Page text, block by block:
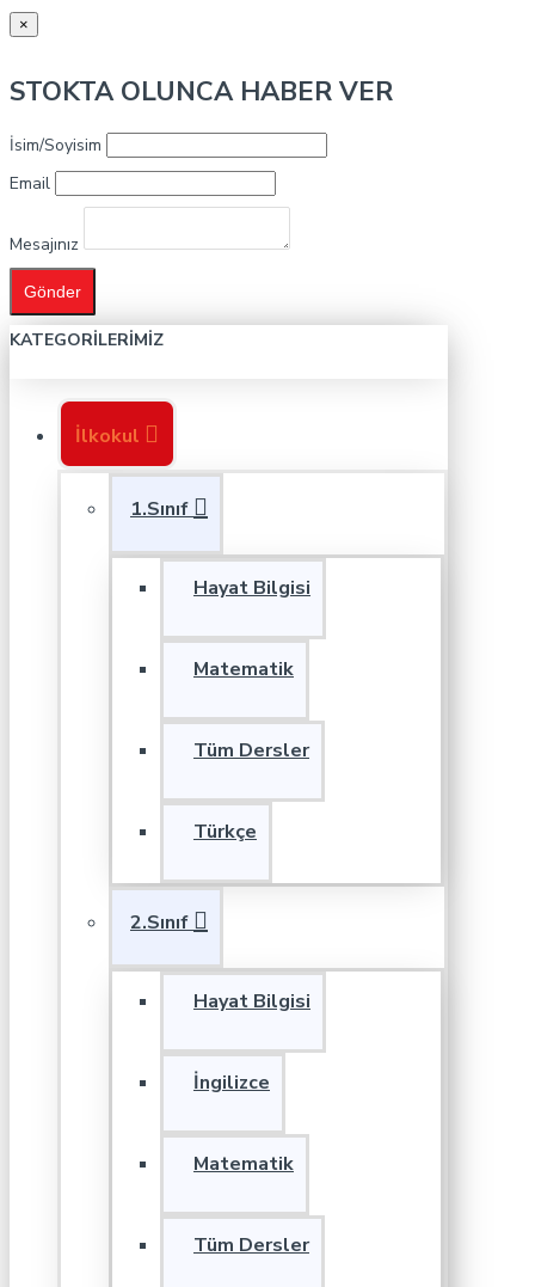
×
STOKTA OLUNCA HABER VER
İsim/Soyisim
Email
Mesajınız
Gönder
KATEGORILERIMIZ
İlkokul
1.Sınıf
Hayat Bilgisi
Matematik
Tüm Dersler
Türkçe
2.Sınıf
Hayat Bilgisi
İngilizce
Matematik
Tüm Dersler